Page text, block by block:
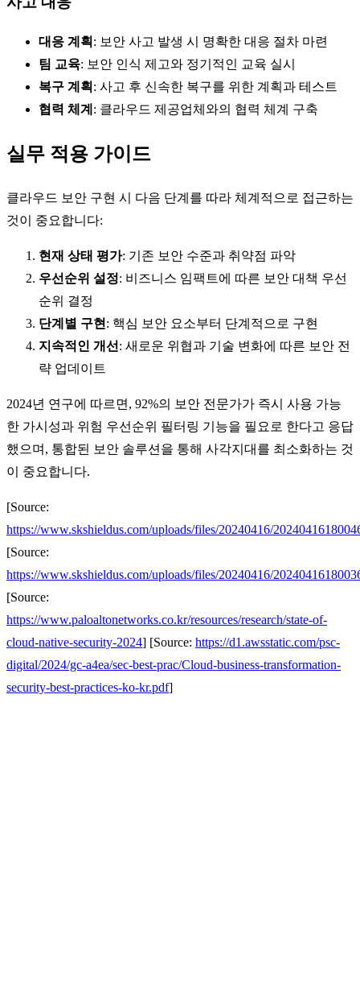
대응 계획 : 보안 사고 발생 시 명확한 대응 절차 마련
팀 교육: 보안 인식 제고와 정기적인 교육 실시
복구 계획 : 사고 후 신속한 복구를 위한 계획과 테스트
협력 체계 : 클라우드 제공업체와의 협력 체계 구축
실무 적용 가이드
클라우드 보안 구현 시 다음 단계를 따라 체계적으로 접근하는
것이 중요합니다:
현재 상태 평가: 기존 보안 수준과 취약점 파악
우선순위 설정: 비즈니스 임팩트에 따른 보안 대책 우선
순위 결정
단계별 구현 : 핵심 보안 요소부터 단계적으로 구현
지속적인 개선 : 새로운 위협과 기술 변화에 따른 보안 전
략 업데이트
2024년 연구에 따르면, 92%의 보안 전문가가 즉시 사용 가능
한 가시성과 위험 우선순위 필터링 기능을 필요로 한다고 응답
했으며, 통합된 보안 솔루션을 통해 사각지대를 최소화하는 것
이 중요합니다.
[Source:
https://www.skshieldus.com/uploads/files/20240416/
[Source:
https://www.skshieldus.com/uploads/files/20240416/
[Source:
https://www.paloaltonetworks.co.kr/resources/research/state-of-
cloud-native-security-2024] [Source: https://d1.awsstatic.com/psc-
digital/2024/gc-a4ea/sec-best-prac/Cloud-business-transformation-
security-best-practices-ko-kr.pdf]